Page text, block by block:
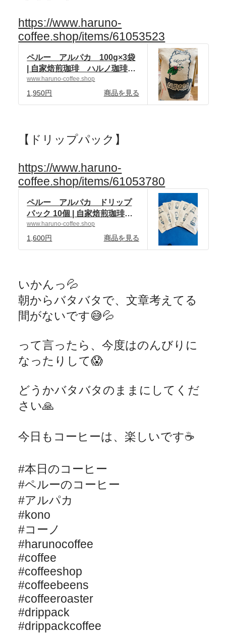
https://www.haruno-
coffee.shop/items/61053523
ペルー アルパカ 100g×3袋
| 自家焙煎珈琲 ハルノ珈琲
powered by BASE
www.haruno-coffee.shop
1,950円 商品を見る
【ドリップパック】
https://www.haruno-
coffee.shop/items/61053780
ペルー アルパカ ドリップ
パック 10個 | 自家焙煎珈琲
ハルノ珈琲 powered by
BASE
www.haruno-coffee.shop
1,600円 商品を見る
いかんっ💦
朝からバタバタで、文章考えてる
間がないです😅💦
って言ったら、今度はのんびりに
なったりして😱
どうかバタバタのままにしてくだ
さい🙏
今日もコーヒーは、楽しいです☕️
#本日のコーヒー
#ペルーのコーヒー
#アルパカ
#kono
#コーノ
#harunocoffee
#coffee
#coffeeshop
#coffeebeens
#coffeeroaster
#drippack
#drippackcoffee